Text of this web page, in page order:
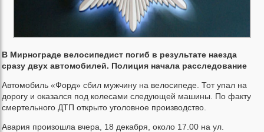
В Мирнограде велосипедист погиб в результате наезда
сразу двух автомобилей. Полиция начала расследование
Автомобиль «Форд» сбил мужчину на велосипеде. Тот упал на
дорогу и оказался под колесами следующей машины. По факту
смертельного ДТП открыто уголовное производство.
Авария произошла вчера, 18 декабря, около 17.00 на ул.